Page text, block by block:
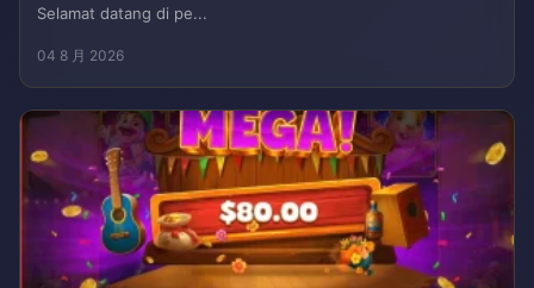
Selamat datang di pe...
04 8 月 2026